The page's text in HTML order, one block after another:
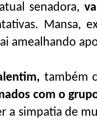
atual senadora,
Mansa,
amealhando
também
com o
a simpatia de